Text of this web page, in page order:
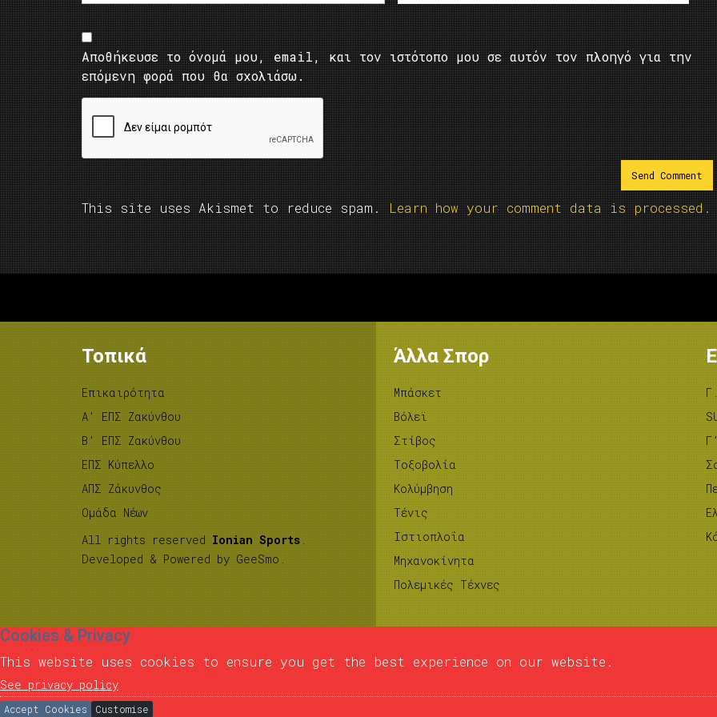
Αποθήκευσε το όνομά μου, email, και τον ιστότοπο μου σε αυτόν τον πλοηγό για την
επόμενη φορά που θα σχολιάσω.
This site uses Akismet to reduce spam. Learn how your comment data is processed.
Τοπικά
Επικαιρότητα
A’ ΕΠΣ Ζακύνθου
B’ ΕΠΣ Ζακύνθου
ΕΠΣ Κύπελλο
ΑΠΣ Ζάκυνθος
Ομάδα Νέων
All rights reserved Ionian Sports .
Developed & Powered by GeeSmo .
Άλλα Σπορ
Μπάσκετ
Βόλεϊ
Στίβος
Tοξοβολία
Κολύμβηση
Τένις
Ιστιοπλοΐα
Μηχανοκίνητα
Πολεμικές Τέχνες
Cookies & Privacy
This website uses cookies to ensure you get the best experience on our website.
See privacy policy
Accept Cookies Customise